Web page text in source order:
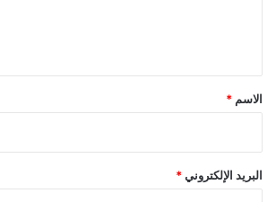
*
الاسم *
البريد الإلكتروني *